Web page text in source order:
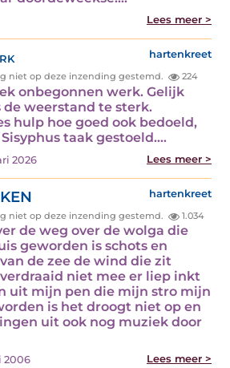
Lees meer >
hartenkreet
niet op deze inzending gestemd. 224
onbegonnen werk. Gelijk
weerstand te sterk.
hulp hoe goed ook bedoeld,
taak gestoeld.…
2026 Lees meer >
hartenkreet
niet op deze inzending gestemd. 1.034
de weg over de wolga die
geworden is schots en
de zee de wind die zit
niet mee er liep inkt
uit mijn pen die mijn stro mijn
is het droogt niet op en
uit ook nog muziek door
2006 Lees meer >